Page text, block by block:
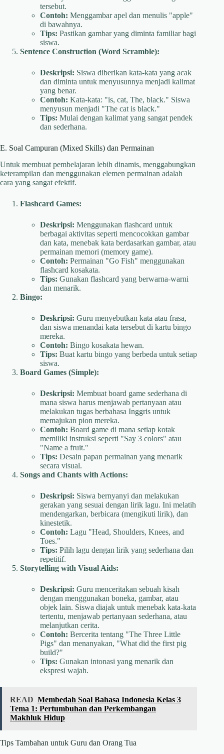
tersebut.
Contoh: Menggambar apel dan menulis "apple"
di bawahnya.
Tips: Pastikan gambar yang diminta familiar bagi
siswa.
Sentence Construction (Word Scramble):
Deskripsi: Siswa diberikan kata-kata yang acak
dan diminta untuk menyusunnya menjadi kalimat
yang benar.
Contoh: Kata-kata: "is, cat, The, black." Siswa
menyusun menjadi "The cat is black."
Tips: Mulai dengan kalimat yang sangat pendek
dan sederhana.
E. Soal Campuran (Mixed Skills) dan Permainan
Untuk membuat pembelajaran lebih dinamis, menggabungkan
keterampilan dan menggunakan elemen permainan adalah
cara yang sangat efektif.
Flashcard Games:
Deskripsi: Menggunakan flashcard untuk
berbagai aktivitas seperti mencocokkan gambar
dan kata, menebak kata berdasarkan gambar, atau
permainan memori (memory game).
Contoh: Permainan "Go Fish" menggunakan
flashcard kosakata.
Tips: Gunakan flashcard yang berwarna-warni
dan menarik.
Bingo:
Deskripsi: Guru menyebutkan kata atau frasa,
dan siswa menandai kata tersebut di kartu bingo
mereka.
Contoh: Bingo kosakata hewan.
Tips: Buat kartu bingo yang berbeda untuk setiap
siswa.
Board Games (Simple):
Deskripsi: Membuat board game sederhana di
mana siswa harus menjawab pertanyaan atau
melakukan tugas berbahasa Inggris untuk
memajukan pion mereka.
Contoh: Board game di mana setiap kotak
memiliki instruksi seperti "Say 3 colors" atau
"Name a fruit."
Tips: Desain papan permainan yang menarik
secara visual.
Songs and Chants with Actions:
Deskripsi: Siswa bernyanyi dan melakukan
gerakan yang sesuai dengan lirik lagu. Ini melatih
mendengarkan, berbicara (mengikuti lirik), dan
kinestetik.
Contoh: Lagu "Head, Shoulders, Knees, and
Toes."
Tips: Pilih lagu dengan lirik yang sederhana dan
repetitif.
Storytelling with Visual Aids:
Deskripsi: Guru menceritakan sebuah kisah
dengan menggunakan boneka, gambar, atau
objek lain. Siswa diajak untuk menebak kata-kata
tertentu, menjawab pertanyaan sederhana, atau
melanjutkan cerita.
Contoh: Bercerita tentang "The Three Little
Pigs" dan menanyakan, "What did the first pig
build?"
Tips: Gunakan intonasi yang menarik dan
ekspresi wajah.
READ Membedah Soal Bahasa Indonesia Kelas 3
Tema 1: Pertumbuhan dan Perkembangan
Makhluk Hidup
Tips Tambahan untuk Guru dan Orang Tua